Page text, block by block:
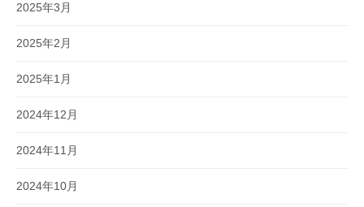
2025年3月
2025年2月
2025年1月
2024年12月
2024年11月
2024年10月